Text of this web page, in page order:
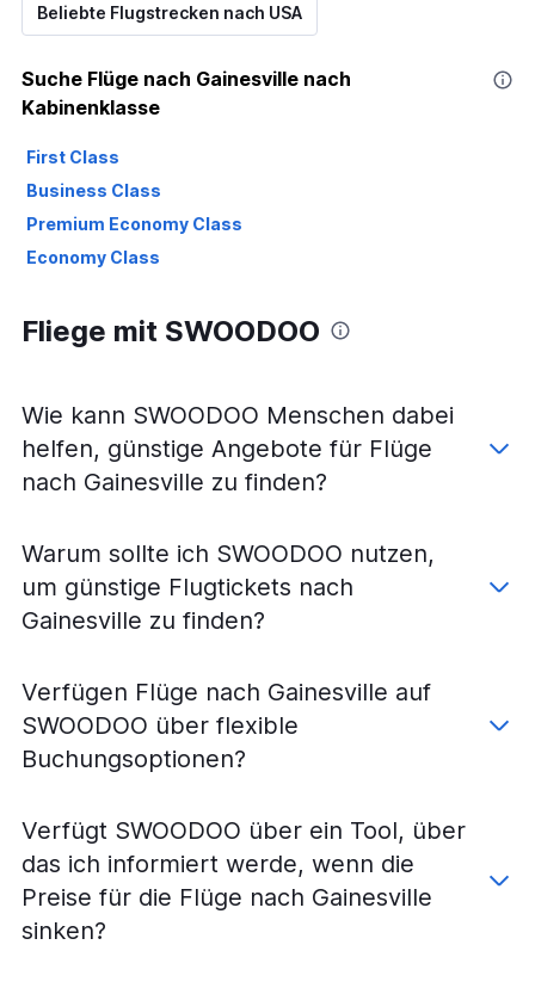
Beliebte Flugstrecken nach USA
Suche Flüge nach Gainesville nach
Kabinenklasse
First Class
Business Class
Premium Economy Class
Economy Class
Fliege mit SWOODOO
Wie kann SWOODOO Menschen dabei
helfen, günstige Angebote für Flüge
nach Gainesville zu finden?
Warum sollte ich SWOODOO nutzen,
um günstige Flugtickets nach
Gainesville zu finden?
Verfügen Flüge nach Gainesville auf
SWOODOO über flexible
Buchungsoptionen?
Verfügt SWOODOO über ein Tool, über
das ich informiert werde, wenn die
Preise für die Flüge nach Gainesville
sinken?